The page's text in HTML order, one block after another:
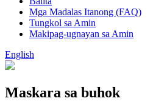
Mga Madalas Itanong (FAQ)
Tungkol sa Amin
Makipag-ugnayan sa Amin
English
Maskara sa buhok